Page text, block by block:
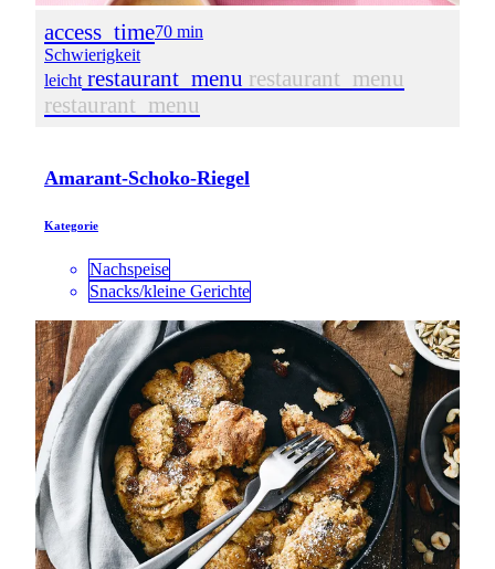
access_time70 min
Schwierigkeit
leicht restaurant_menu restaurant_menu
restaurant_menu
Amarant-Schoko-Riegel
Kategorie
Nachspeise
Snacks/kleine Gerichte